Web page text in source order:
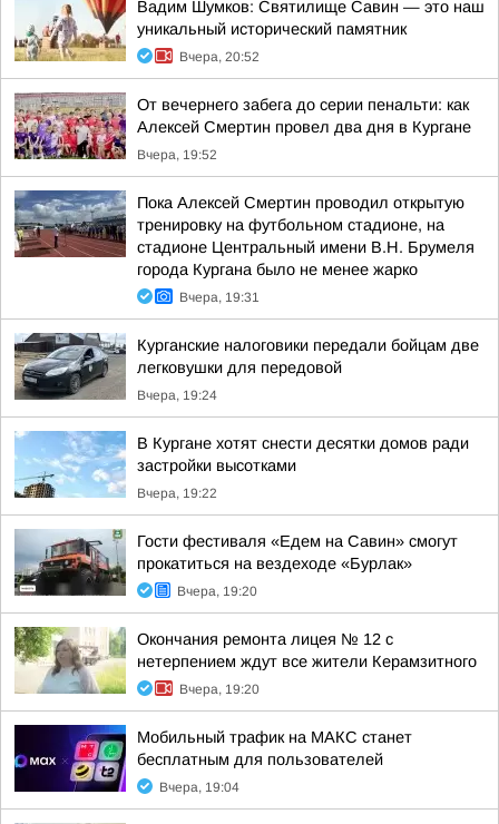
Вадим Шумков: Святилище Савин — это наш
уникальный исторический памятник
Вчера, 20:52
От вечернего забега до серии пенальти: как
Алексей Смертин провел два дня в Кургане
Вчера, 19:52
Пока Алексей Смертин проводил открытую
тренировку на футбольном стадионе, на
стадионе Центральный имени В.Н. Брумеля
города Кургана было не менее жарко
Вчера, 19:31
Курганские налоговики передали бойцам две
легковушки для передовой
Вчера, 19:24
В Кургане хотят снести десятки домов ради
застройки высотками
Вчера, 19:22
Гости фестиваля «Едем на Савин» смогут
прокатиться на вездеходе «Бурлак»
Вчера, 19:20
Окончания ремонта лицея № 12 с
нетерпением ждут все жители Керамзитного
Вчера, 19:20
Мобильный трафик на МАКС станет
бесплатным для пользователей
Вчера, 19:04